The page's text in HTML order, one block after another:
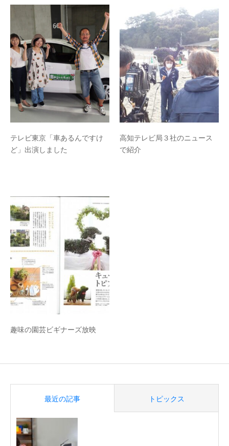
テレビ東京「車あるんですけ
ど」出演しました
高知テレビ局３社のニュース
で紹介
趣味の園芸ビギナーズ放映
最近の記事 トピックス